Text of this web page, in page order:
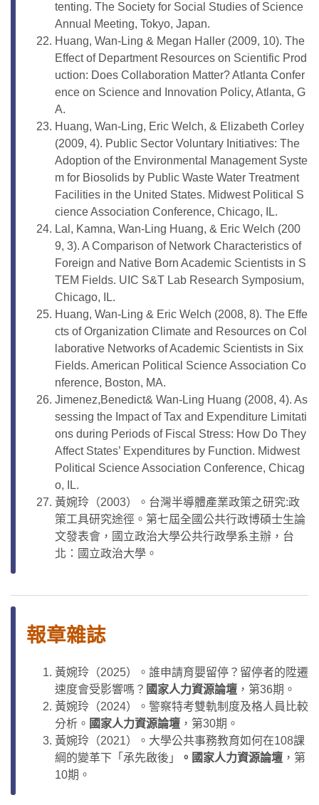
tenting. The Society for Social Studies of Science
Annual Meeting, Tokyo, Japan.
Huang, Wan-Ling & Megan Haller (2009, 10). The
Effect of Department Resources on Scientific Prod
uction: Does Collaboration Matter? Atlanta Confer
ence on Science and Innovation Policy, Atlanta, G
A.
Huang, Wan-Ling, Eric Welch, & Elizabeth Corley
(2009, 4). Public Sector Voluntary Initiatives: The
Adoption of the Environmental Management Syste
m for Biosolids by Public Waste Water Treatment
Facilities in the United States. Midwest Political S
cience Association Conference, Chicago, IL.
Lal, Kamna, Wan-Ling Huang, & Eric Welch (200
9, 3). A Comparison of Network Characteristics of
Foreign and Native Born Academic Scientists in S
TEM Fields. UIC S&T Lab Research Symposium,
Chicago, IL.
Huang, Wan-Ling & Eric Welch (2008, 8). The Effe
cts of Organization Climate and Resources on Col
laborative Networks of Academic Scientists in Six
Fields. American Political Science Association Co
nference, Boston, MA.
Jimenez,Benedict& Wan-Ling Huang (2008, 4). As
sessing the Impact of Tax and Expenditure Limitati
ons during Periods of Fiscal Stress: How Do They
Affect States’ Expenditures by Function. Midwest
Political Science Association Conference, Chicag
o, IL.
黃婉玲（2003）。台灣半導體產業政策之研究:政
策工具研究途徑。第七屆全國公共行政博碩士生論
文發表會，國立政治大學公共行政學系主辦，台
北：國立政治大學。
報章雜誌
黃婉玲（2025）。誰申請育嬰留停？留停者的陞遷
速度會受影響嗎？ 國家人力資源論壇 ，第36期。
黃婉玲（2024）。警察特考雙軌制度及格人員比較
分析。 國家人力資源論壇 ，第30期。
黃婉玲（2021）。大學公共事務教育如何在108課
綱的變革下「承先啟後」
。國家人力資源論壇 ，第
10期。